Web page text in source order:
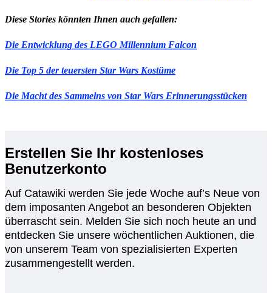
Diese Stories könnten Ihnen auch gefallen:
Die Entwicklung des LEGO Millennium Falcon
Die Top 5 der teuersten Star Wars Kostüme
Die Macht des Sammelns von Star Wars Erinnerungsstücken
Erstellen Sie Ihr kostenloses
Benutzerkonto
Auf Catawiki werden Sie jede Woche auf’s Neue von
dem imposanten Angebot an besonderen Objekten
überrascht sein. Melden Sie sich noch heute an und
entdecken Sie unsere wöchentlichen Auktionen, die
von unserem Team von spezialisierten Experten
zusammengestellt werden.